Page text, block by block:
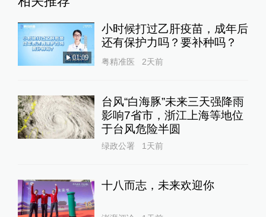
01:09
小时候打过乙肝疫苗，成年后
还有保护力吗？要补种吗？
粤精准医 2天前
台风“白海豚”未来三天强降雨
影响7省市，浙江上海等地位
于台风危险半圆
绿政公署 1天前
十八而志，未来欢迎你